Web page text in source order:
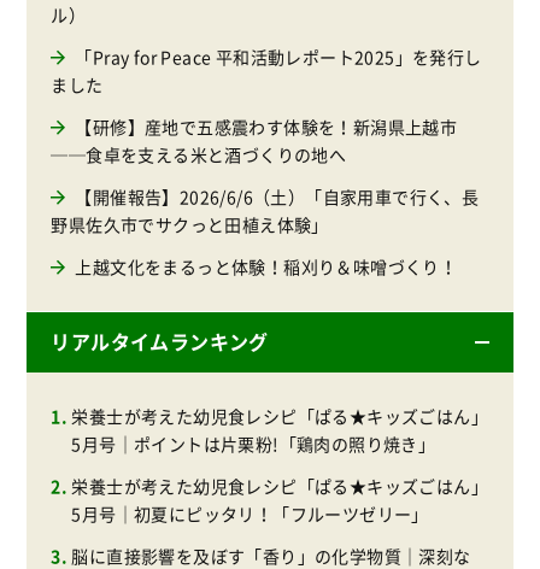
ル）
「Pray for Peace 平和活動レポート2025」を発行し
ました
【研修】産地で五感震わす体験を！新潟県上越市
──食卓を支える米と酒づくりの地へ
【開催報告】2026/6/6（土）「自家用車で行く、長
野県佐久市でサクっと田植え体験」
上越文化をまるっと体験！稲刈り＆味噌づくり！
リアルタイムランキング
栄養士が考えた幼児食レシピ「ぱる★キッズごはん」
5月号｜ポイントは片栗粉!「鶏肉の照り焼き」
栄養士が考えた幼児食レシピ「ぱる★キッズごはん」
5月号｜初夏にピッタリ！「フルーツゼリー」
脳に直接影響を及ぼす「香り」の化学物質｜深刻な